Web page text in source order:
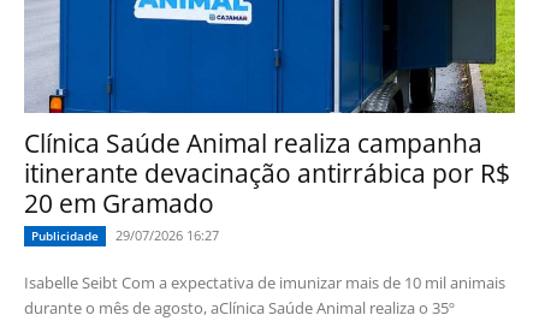
Clínica Saúde Animal realiza campanha
itinerante devacinação antirrábica por R$
20 em Gramado
Publicidade 29/07/2026 16:27
Isabelle Seibt Com a expectativa de imunizar mais de 10 mil animais
durante o mês de agosto, aClínica Saúde Animal realiza o 35º